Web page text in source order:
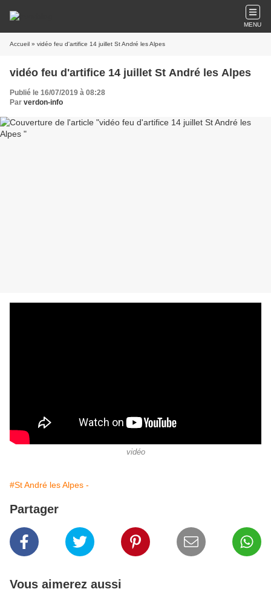
MENU
Accueil » vidéo feu d'artifice 14 juillet St André les Alpes
vidéo feu d'artifice 14 juillet St André les Alpes
Publié le 16/07/2019 à 08:28
Par verdon-info
vidéo
#St André les Alpes -
Partager
Vous aimerez aussi